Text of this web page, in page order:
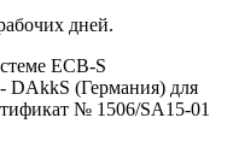
дней.
ECB-S
DAkkS (Германия) для
№ 1506/SA15-01